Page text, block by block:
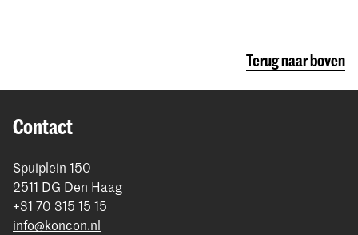
Terug naar boven
Contact
Spuiplein 150
2511 DG Den Haag
+31 70 315 15 15
info@koncon.nl